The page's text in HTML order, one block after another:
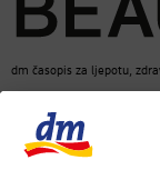
dm časopis za ljepotu,